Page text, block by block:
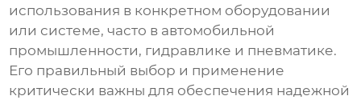
использования в конкретном оборудовании
или системе, часто в автомобильной
промышленности, гидравлике и пневматике.
Его правильный выбор и применение
критически важны для обеспечения надежной